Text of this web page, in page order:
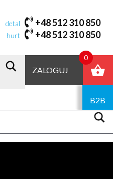
detal +48 512 310 850
hurt +48 512 310 850
ZALOGUJ
B2B
sortowanie
0